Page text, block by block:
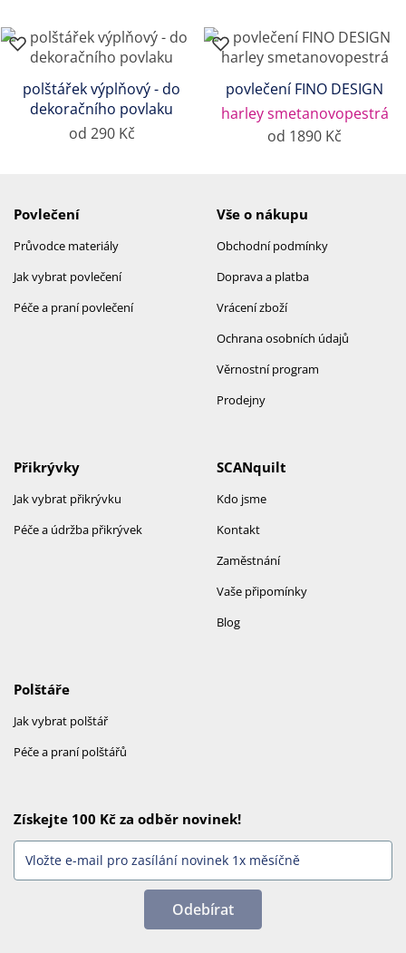
polštářek výplňový - do
dekoračního povlaku
od 290 Kč
povlečení FINO DESIGN
harley smetanovopestrá
od 1890 Kč
Povlečení
Průvodce materiály
Jak vybrat povlečení
Péče a praní povlečení
Vše o nákupu
Obchodní podmínky
Doprava a platba
Vrácení zboží
Ochrana osobních údajů
Věrnostní program
Prodejny
SCANquilt
Kdo jsme
Kontakt
Zaměstnání
Vaše připomínky
Blog
Přikrývky
Jak vybrat přikrývku
Péče a údržba přikrývek
Polštáře
Jak vybrat polštář
Péče a praní polštářů
Získejte 100 Kč za odběr novinek!
Odebírat